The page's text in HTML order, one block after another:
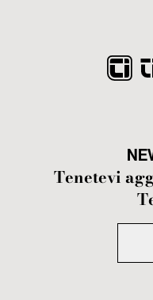
Tenetevi